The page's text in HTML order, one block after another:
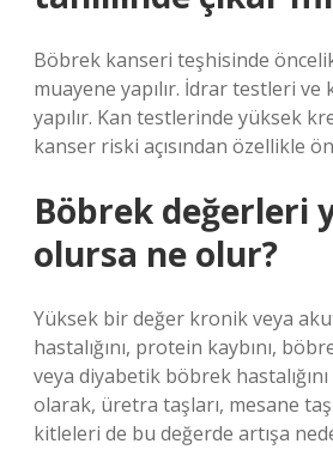
Böbrek kanseri teşhisinde
muayene yapılır. İdrar testleri ve
yapılır. Kan testlerinde yüksek
kanser riski açısından özellikle
Böbrek değerleri
olursa ne olur?
Yüksek bir değer kronik veya
hastalığını, protein kaybını,
veya diyabetik böbrek
olarak, üretra taşları, mesane
kitleleri de bu değerde artışa